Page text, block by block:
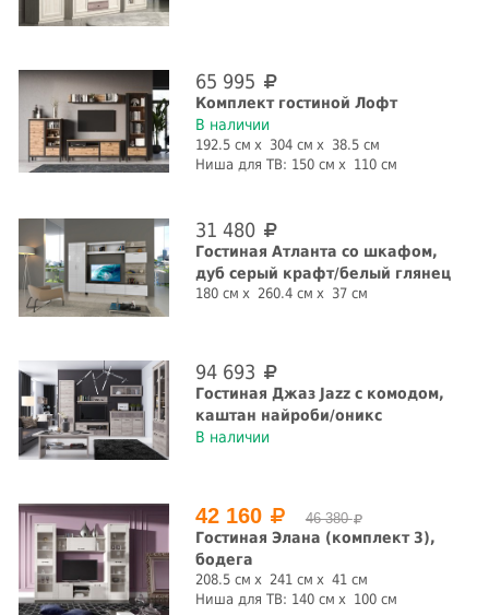
65 995
Комплект гостиной Лофт
В наличии
192.5 см 304 см
38.5 см
Ниша для ТВ: 150 см 110 см
31 480
Гостиная Атланта со шкафом,
дуб серый крафт/белый глянец
180 см 260.4 см 37 см
94 693
Гостиная Джаз Jazz с комодом,
каштан найроби/оникс
В наличии
42 160 46 380
Гостиная Элана (комплект 3),
бодега
208.5 см 241 см
41 см
Ниша для ТВ: 140 см 100 см